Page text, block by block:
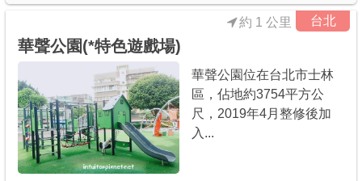
台北
華聲公園(*特色遊戲場)
約 1 公里
華聲公園位在台北市士林
區，佔地約3754平方公
尺，2019年4月整修後加
入...